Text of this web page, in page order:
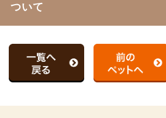
ついて